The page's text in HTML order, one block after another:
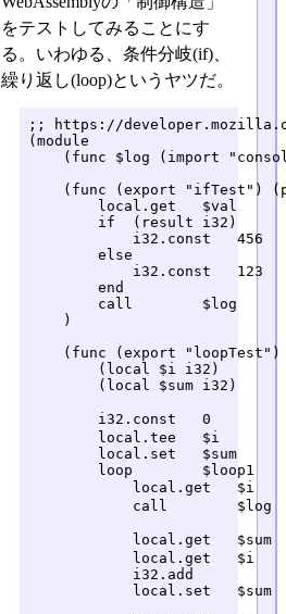
をテストしてみることにす
る。いわゆる、条件分岐(if)、
繰り返し(loop)というヤツだ。
;; https://
(module
(func $log (import
(func (export "ifTest")
        local.get   $val
        if  (result i32)
i32.const   456
        else
i32.const   123
        end
        call        $log
    )
(func (export
        (local $i i32)
        (local $sum i32)
i32.const   0
        local.tee   $i
        local.set   $sum
        loop        $loop1
local.get   $i
            call        $log
local.get   $sum
            local.get   $i
            i32.add
            local.set   $sum